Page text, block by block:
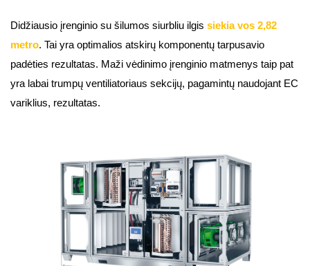
Didžiausio įrenginio su šilumos siurbliu ilgis siekia vos 2,82
metro. Tai yra optimalios atskirų komponentų tarpusavio
padėties rezultatas. Maži vėdinimo įrenginio matmenys taip pat
yra labai trumpų ventiliatoriaus sekcijų, pagamintų naudojant EC
variklius, rezultatas.